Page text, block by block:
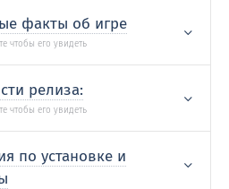
факты об игре
релиза:
по установке и